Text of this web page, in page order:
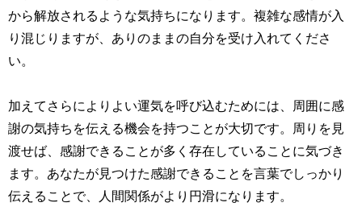
から解放されるような気持ちになります。複雑な感情が入
り混じりますが、ありのままの自分を受け入れてくださ
い。
加えてさらによりよい運気を呼び込むためには、周囲に感
謝の気持ちを伝える機会を持つことが大切です。周りを見
渡せば、感謝できることが多く存在していることに気づき
ます。あなたが見つけた感謝できることを言葉でしっかり
伝えることで、人間関係がより円滑になります。